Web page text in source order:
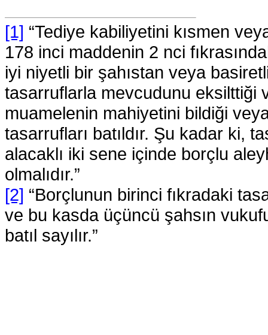
[1] “Tediye kabiliyetini kısmen
178 inci maddenin 2 nci
iyi niyetli bir şahıstan veya
tasarruflarla mevcudunu eksilttiği
muamelenin mahiyetini bildiği
tasarrufları batıldır. Şu kadar ki,
alacaklı iki sene içinde borçlu
olmalıdır.”
[2] “Borçlunun birinci fıkradaki
ve bu kasda üçüncü şahsın
batıl sayılır.”